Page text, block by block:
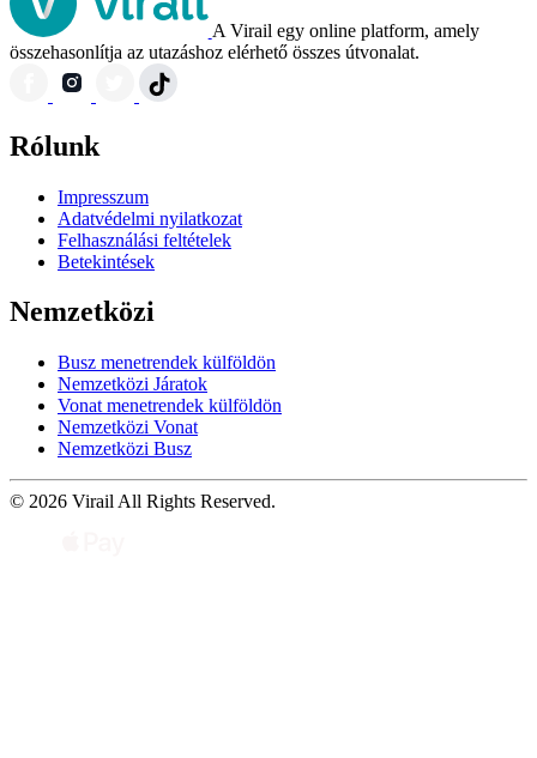
A Virail egy online platform, amely
összehasonlítja az utazáshoz elérhető összes útvonalat.
Rólunk
Impresszum
Adatvédelmi nyilatkozat
Felhasználási feltételek
Betekintések
Nemzetközi
Busz menetrendek külföldön
Nemzetközi Járatok
Vonat menetrendek külföldön
Nemzetközi Vonat
Nemzetközi Busz
© 2026 Virail All Rights Reserved.